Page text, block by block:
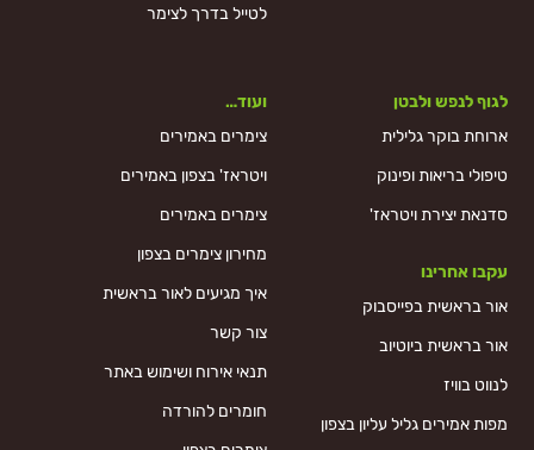
לטייל בדרך לצימר
לגוף לנפש ולבטן
ארוחת בוקר גלילית
טיפולי בריאות ופינוק
סדנאת יצירת ויטראז'
עקבו אחרינו
אור בראשית בפייסבוק
אור בראשית ביוטיוב
לנווט בוויז
מפות אמירים גליל עליון בצפון
ועוד…
צימרים באמירים
ויטראז' בצפון באמירים
צימרים באמירים
מחירון צימרים בצפון
איך מגיעים לאור בראשית
צור קשר
תנאי אירוח ושימוש באתר
חומרים להורדה